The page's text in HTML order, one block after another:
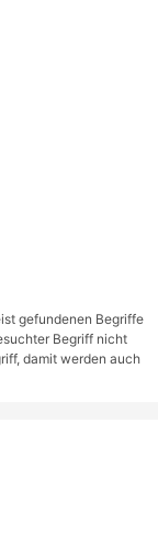
gefundenen Begriffe
Begriff nicht
damit werden auch